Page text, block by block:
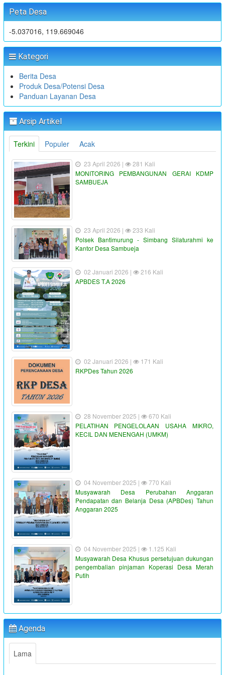
Peta Desa
-5.037016, 119.669046
Kategori
Berita Desa
Produk Desa/Potensi Desa
Panduan Layanan Desa
Arsip Artikel
Terkini Populer Acak
23 April 2026 |
281 Kali
MONITORING PEMBANGUNAN GERAI KDMP
SAMBUEJA
23 April 2026 |
233 Kali
Polsek Bantimurung - Simbang Silaturahmi ke
Kantor Desa Sambueja
02 Januari 2026 |
216 Kali
APBDES T.A 2026
02 Januari 2026 |
171 Kali
RKPDes Tahun 2026
28 November 2025 |
670 Kali
PELATIHAN PENGELOLAAN USAHA MIKRO,
KECIL DAN MENENGAH (UMKM)
04 November 2025 |
770 Kali
Musyawarah Desa Perubahan Anggaran
Pendapatan dan Belanja Desa (APBDes) Tahun
Anggaran 2025
04 November 2025 |
1.125 Kali
Musyawarah Desa Khusus persetujuan dukungan
pengembalian pinjaman Koperasi Desa Merah
Putih
Agenda
Lama
"PENYALURAN BLT-DD TAHUN ANGGARAN 2023"
Waktu : 19 Juni 2023 16:36:38
Lokasi